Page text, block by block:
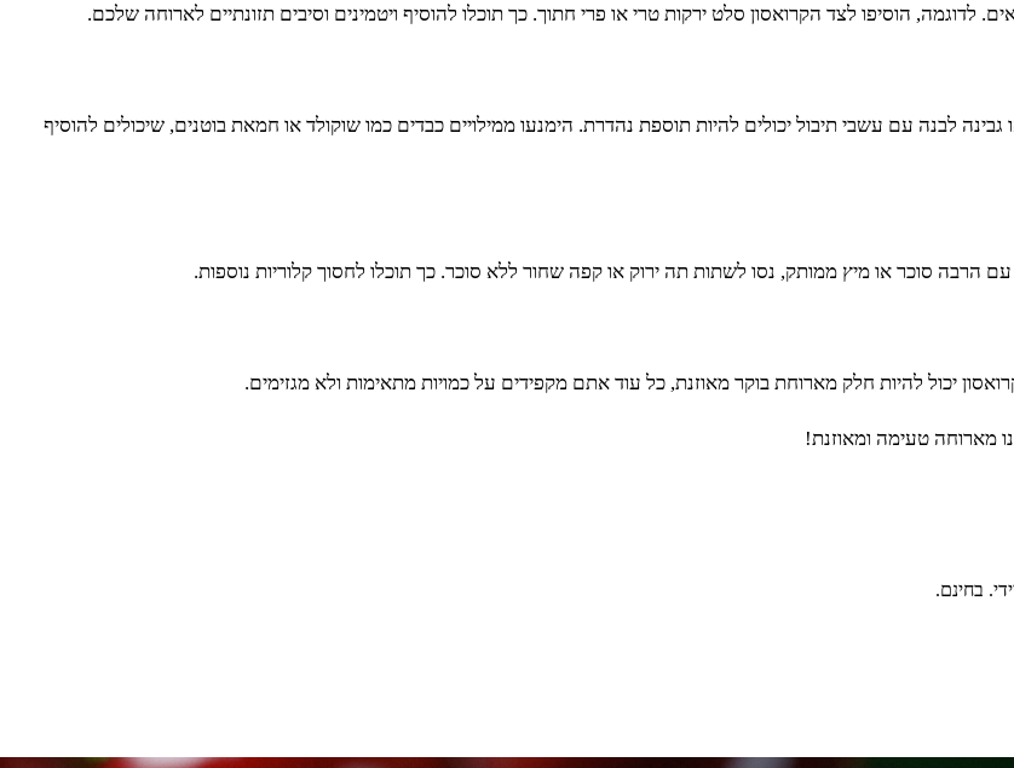
לדוגמה, הוסיפו לצד הקרואסון סלט ירקות טרי או פרי חתוך. כך תוכלו להוסיף ויטמינים וסיבים תזונתיים לארוחה שלכם.
לבנה עם עשבי תיבול יכולים להיות תוספת נהדרת. הימנעו ממילויים כבדים כמו שוקולד או חמאת בוטנים, שיכולים להוסיף
סוכר או מיץ ממותק, נסו לשתות תה ירוק או קפה שחור ללא סוכר. כך תוכלו לחסוך קלוריות נוספות.
יכול להיות חלק מארוחת בוקר מאוזנת, כל עוד אתם מקפידים על כמויות מתאימות ולא מגזימים.
מארוחה טעימה ומאוזנת!